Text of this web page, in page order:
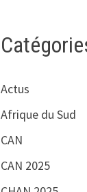
Actus
Afrique du Sud
CAN
CAN 2025